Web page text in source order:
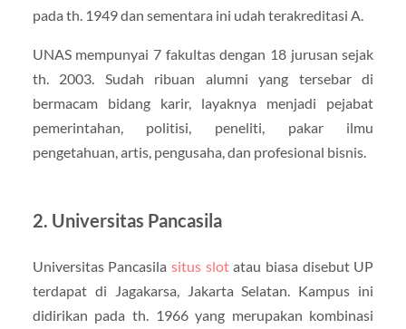
pada th. 1949 dan sementara ini udah terakreditasi A.
UNAS mempunyai 7 fakultas dengan 18 jurusan sejak
th. 2003. Sudah ribuan alumni yang tersebar di
bermacam bidang karir, layaknya menjadi pejabat
pemerintahan, politisi, peneliti, pakar ilmu
pengetahuan, artis, pengusaha, dan profesional bisnis.
2. Universitas Pancasila
Universitas Pancasilasitus slotatau biasa disebut UP
terdapat di Jagakarsa, Jakarta Selatan. Kampus ini
didirikan pada th. 1966 yang merupakan kombinasi